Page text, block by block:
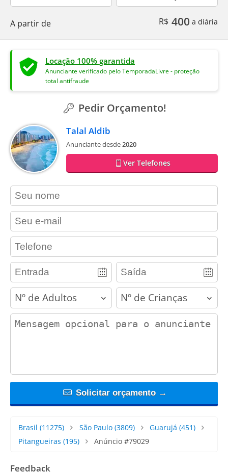
A partir de R$ 400 a diária
Locação 100% garantida
Anunciante verificado pelo TemporadaLivre - proteção
total antifraude
Pedir Orçamento!
Talal Aldib
Anunciante desde2020
Ver Telefones
contact_name
contact_email
contact_phone
adults children
contact_message
Solicitar orçamento →
Brasil (11275) São Paulo(3809) Guarujá (451)
Pitangueiras (195) Anúncio #79029
Feedback